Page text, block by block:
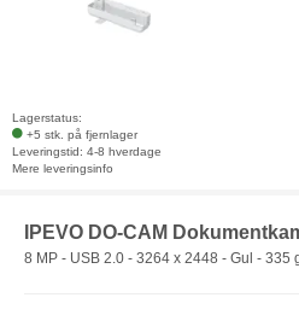
Lagerstatus:
+5 stk. på fjernlager
Leveringstid: 4-8 hverdage
Mere leveringsinfo
IPEVO DO-CAM
8 MP - USB 2.0 - 3264 x 2448 - Gul - 335